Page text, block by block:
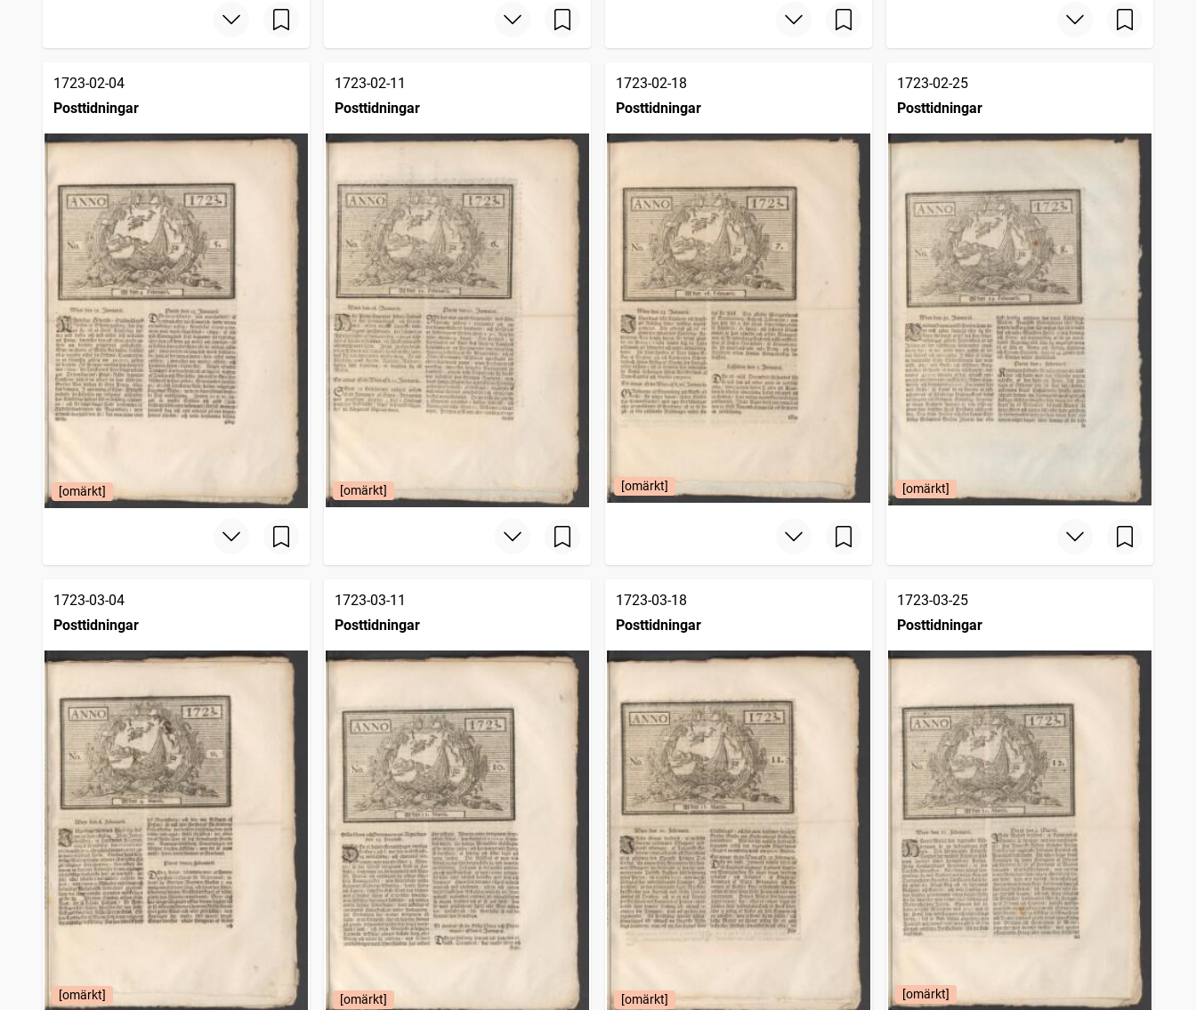
1723-02-04
Posttidningar
[omärkt]
1723-02-11
Posttidningar
[omärkt]
1723-02-18
Posttidningar
[omärkt]
1723-02-25
Posttidningar
[omärkt]
1723-03-04
Posttidningar
[omärkt]
1723-03-11
Posttidningar
[omärkt]
1723-03-18
Posttidningar
[omärkt]
1723-03-25
Posttidningar
[omärkt]